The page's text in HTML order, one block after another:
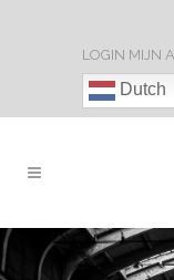
LOGIN MIJN
Dutch